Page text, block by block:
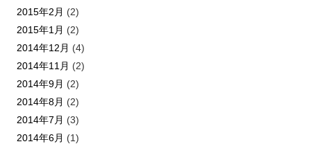
2015年2月 (2)
2015年1月 (2)
2014年12月 (4)
2014年11月 (2)
2014年9月 (2)
2014年8月 (2)
2014年7月 (3)
2014年6月 (1)